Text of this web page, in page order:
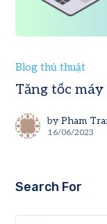
Blog thủ thuật
Tăng tốc
by Pham
16/06/2023
Search For